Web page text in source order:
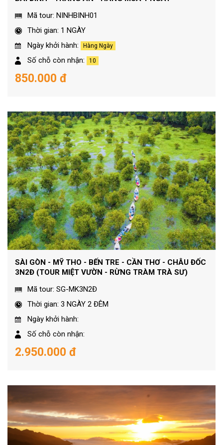
Mã tour: NINHBINH01
Thời gian: 1 NGÀY
Ngày khởi hành:
Hàng Ngày
Số chỗ còn nhận: 10
850.000 đ
SÀI GÒN - MỸ THO - BẾN TRE - CẦN THƠ - CHÂU ĐỐC
3N2Đ (TOUR MIỆT VƯỜN - RỪNG TRÀM TRÀ SƯ)
Mã tour: SG-MK3N2Đ
Thời gian: 3 NGÀY 2 ĐÊM
Ngày khởi hành:
Số chỗ còn nhận:
2.950.000 đ